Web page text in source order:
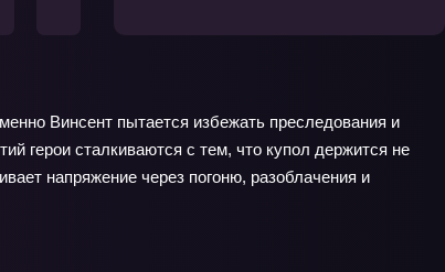
Винсент пытается избежать преследования и
герои сталкиваются с тем, что купол держится не
напряжение через погоню, разоблачения и